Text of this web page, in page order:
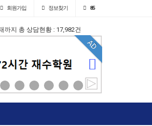
회원가입 정보찾기 85
까지 총 상담현황 : 17,982건
AD